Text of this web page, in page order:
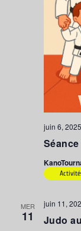
juin 6,
MER
11 Judo
juin 11,